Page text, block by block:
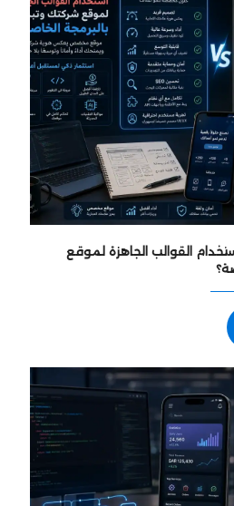
القوالب الجاهزة لموقع